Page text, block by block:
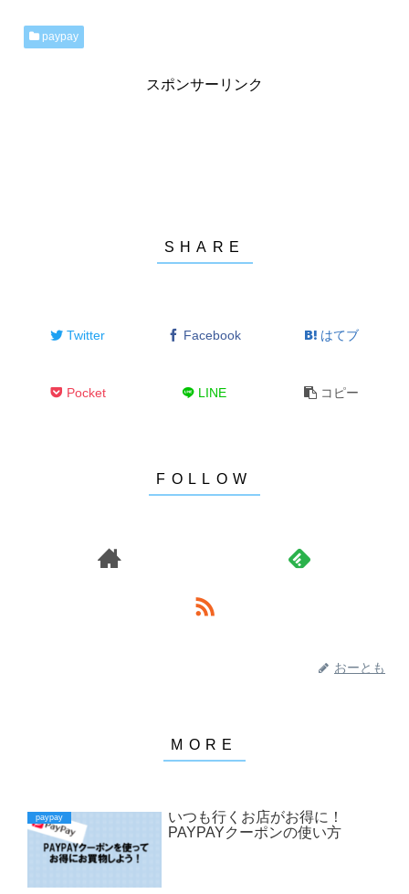
paypay
スポンサーリンク
Twitter Facebook はてブ
Pocket LINE コピー
おーとも
paypay
いつも行くお店がお得に！
PAYPAYクーポンの使い方